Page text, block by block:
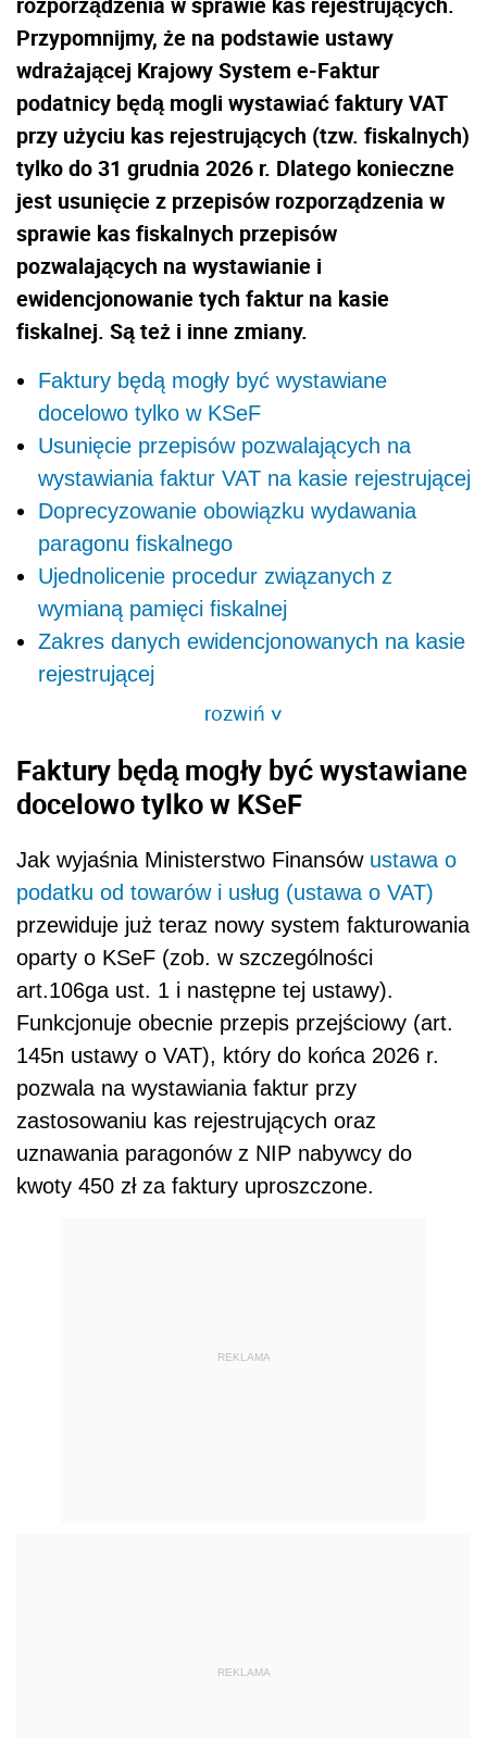
Przypomnijmy, że na podstawie ustawy
wdrażającej Krajowy System e-Faktur
podatnicy będą mogli wystawiać faktury VAT
przy użyciu kas rejestrujących (tzw. fiskalnych)
tylko do 31 grudnia 2026 r. Dlatego konieczne
jest usunięcie z przepisów rozporządzenia w
sprawie kas fiskalnych przepisów
pozwalających na wystawianie i
ewidencjonowanie tych faktur na kasie
fiskalnej. Są też i inne zmiany.
Faktury będą mogły być wystawiane
docelowo tylko w KSeF
Usunięcie przepisów pozwalających na
wystawiania faktur VAT na kasie rejestrującej
Doprecyzowanie obowiązku wydawania
paragonu fiskalnego
Ujednolicenie procedur związanych z
wymianą pamięci fiskalnej
Zakres danych ewidencjonowanych na kasie
rejestrującej
rozwiń>
Faktury będą mogły być wystawiane
docelowo tylko w KSeF
Jak wyjaśnia Ministerstwo Finansów ustawa o
podatku od towarów i usług (ustawa o VAT)
przewiduje już teraz nowy system fakturowania
oparty o KSeF (zob. w szczególności
art.106ga ust. 1 i następne tej ustawy).
Funkcjonuje obecnie przepis przejściowy (art.
145n ustawy o VAT), który do końca 2026 r.
pozwala na wystawiania faktur przy
zastosowaniu kas rejestrujących oraz
uznawania paragonów z NIP nabywcy do
kwoty 450 zł za faktury uproszczone.
REKLAMA
REKLAMA